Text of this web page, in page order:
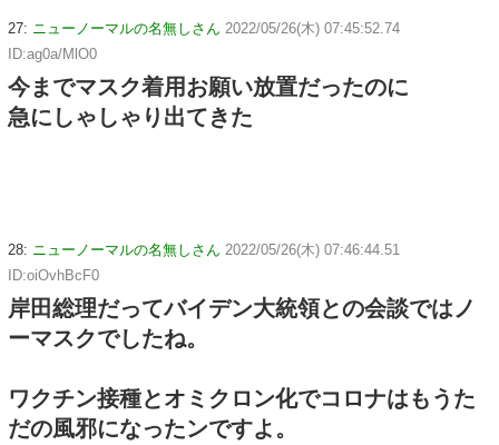
27: ニューノーマルの名無しさん 2022/05/26(木) 07:45:52.74
ID:ag0a/MlO0
今までマスク着用お願い放置だったのに
急にしゃしゃり出てきた
28: ニューノーマルの名無しさん 2022/05/26(木) 07:46:44.51
ID:oiOvhBcF0
岸田総理だってバイデン大統領との会談ではノ
ーマスクでしたね。
ワクチン接種とオミクロン化でコロナはもうた
だの風邪になったンですよ。